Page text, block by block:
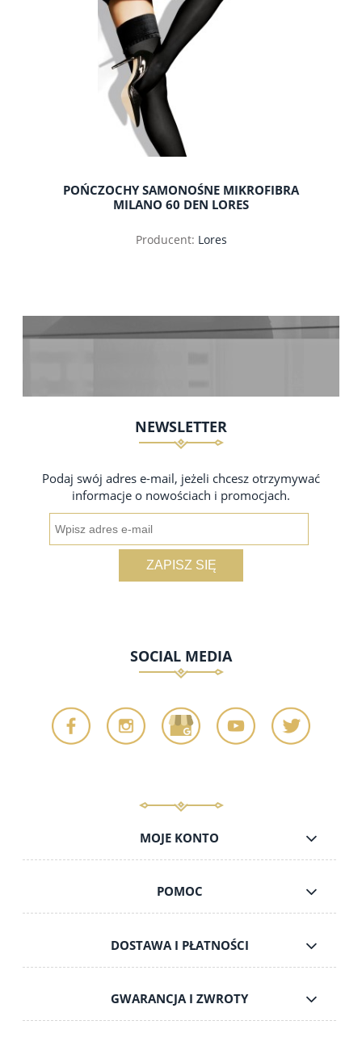
POŃCZOCHY SAMONOŚNE MIKROFIBRA
MILANO 60 DEN LORES
Producent: Lores
NEWSLETTER
Podaj swój adres e-mail, jeżeli chcesz otrzymywać
informacje o nowościach i promocjach.
ZAPISZ SIĘ
SOCIAL MEDIA
MOJE KONTO
POMOC
DOSTAWA I PŁATNOŚCI
GWARANCJA I ZWROTY